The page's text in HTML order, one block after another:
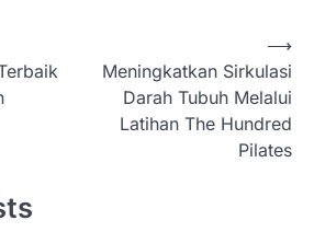
Meningkatkan Sirkulasi
Darah Tubuh Melalui
Latihan The Hundred
Pilates
⟶